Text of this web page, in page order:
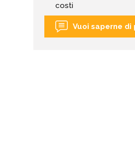
costi
Vuoi saperne di